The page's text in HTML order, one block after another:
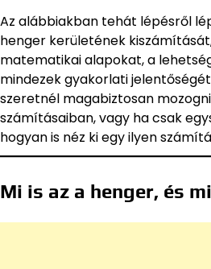
Az alábbiakban tehát lépésről
henger kerületének
matematikai alapokat, a
mindezek gyakorlati
szeretnél magabiztosan
számításaiban, vagy ha csak
hogyan is néz ki egy ilyen
Mi is az a henger, és